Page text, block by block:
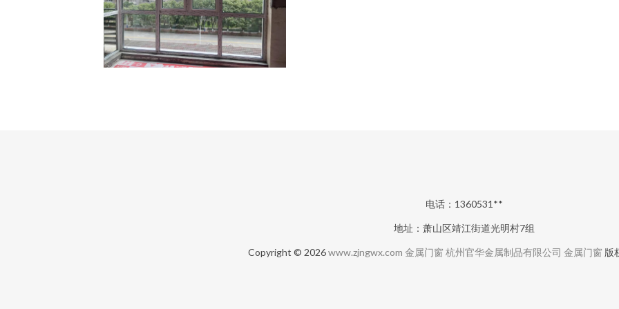
电话：1360531**
地址：萧山区靖江街道光明村7组
Copyright © 2026www.zjngwx.com 金属门窗 杭州官华金属制品有限公司 金属门窗 版